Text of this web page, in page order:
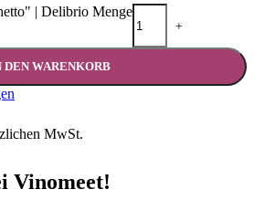
| Delibrio Menge
+
DEN WARENKORB
MwSt.
Vinomeet!